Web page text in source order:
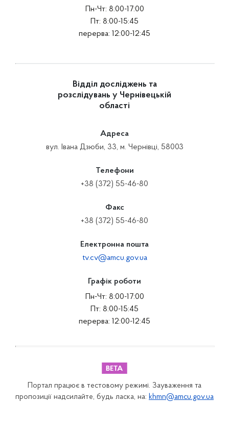
Пн-Чт: 8:00-17:00
Пт: 8:00-15:45
перерва: 12:00-12:45
Відділ досліджень та
розслідувань у Чернівецькій
області
Адреса
вул. Івана Дзюби, 33, м. Чернівці, 58003
Телефони
+38 (372) 55-46-80
Факс
+38 (372) 55-46-80
Електронна пошта
tv.cv@amcu.gov.ua
Графік роботи
Пн-Чт: 8:00-17:00
Пт: 8:00-15:45
перерва: 12:00-12:45
Портал працює в тестовому режимі. Зауваження та
пропозиції надсилайте, будь ласка, на: khmn@amcu.gov.ua